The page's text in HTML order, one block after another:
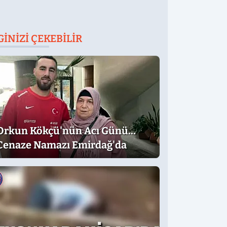
ÇEKEBILIR
Kökçü'nün Acı Günü...
Namazı Emirdağ'da